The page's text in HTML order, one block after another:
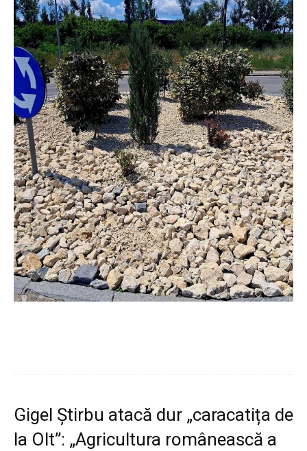
Gigel Știrbu atacă dur „caracatița de
la Olt”: „Agricultura românească a